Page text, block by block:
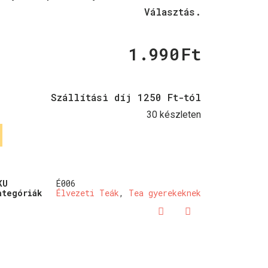
Választás.
1.990Ft
Szállítási díj 1250 Ft-tól
30 készleten
É006
Élvezeti Teák, Tea gyerekeknek